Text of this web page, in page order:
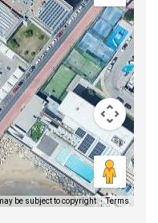
be subject to copyright Terms